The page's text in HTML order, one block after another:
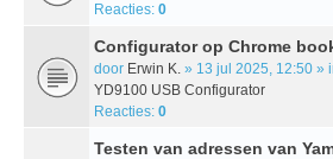
Reacties: 0
Configurator op Chrome
door Erwin K. » 13 jul 2025, 12:50 »
YD9100 USB Configurator
Reacties: 0
Testen van adressen van